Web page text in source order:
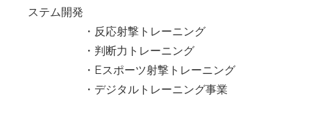
ステム開発
・反応射撃トレーニング
・判断力トレーニング
・Eスポーツ射撃トレーニング
・デジタルトレーニング事業